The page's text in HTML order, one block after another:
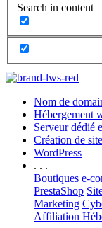
Search in content
Nom de
Hébergement
Serveur dédié
Création de
WordPress
. . .
Boutiques e-
PrestaShop
Marketing
Affiliation